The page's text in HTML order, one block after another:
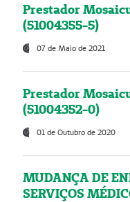
Prestador
(51004355-5)
07 de Maio de 2021
Prestador
(51004352-0)
01 de Outubro de 2020
MUDANÇA DE
SERVIÇOS